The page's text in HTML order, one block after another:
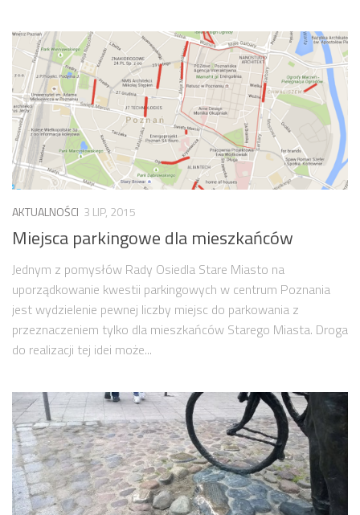
numer 2-3(12-13)/2020
numer 1(11)/2020
numer 2-3(10)/2019
numer 1-2(9)/2019
numer 1(8)/2018
numer 2(7)/2017
numer 1(6)/2017
numer 3(5)/2016
numer 2(4)/2016
numer 1(3)/2016
numer 2/2015
numer 1/2015
Dokumenty
Archiwum sesji (protokoły)
Uchwały Rady Osiedla
Uchwały Zarządu Osiedla
Budżet
AKTUALNOŚCI 3 LIP, 2015
Miejsca parkingowe dla mieszkańców
Jednym z pomysłów Rady Osiedla Stare Miasto na
uporządkowanie kwestii parkingowych w centrum Poznania
jest wydzielenie pewnej liczby miejsc do parkowania z
przeznaczeniem tylko dla mieszkańców Starego Miasta. Droga
do realizacji tej idei może...